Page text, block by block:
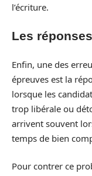
l’écriture.
Les
Enfin, une des
épreuves est la
lorsque les
trop libérale ou
arrivent souvent
temps de bien
Pour contrer ce